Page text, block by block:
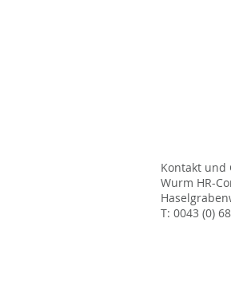
Kontakt und
Wurm HR-
T: 0043 (0)